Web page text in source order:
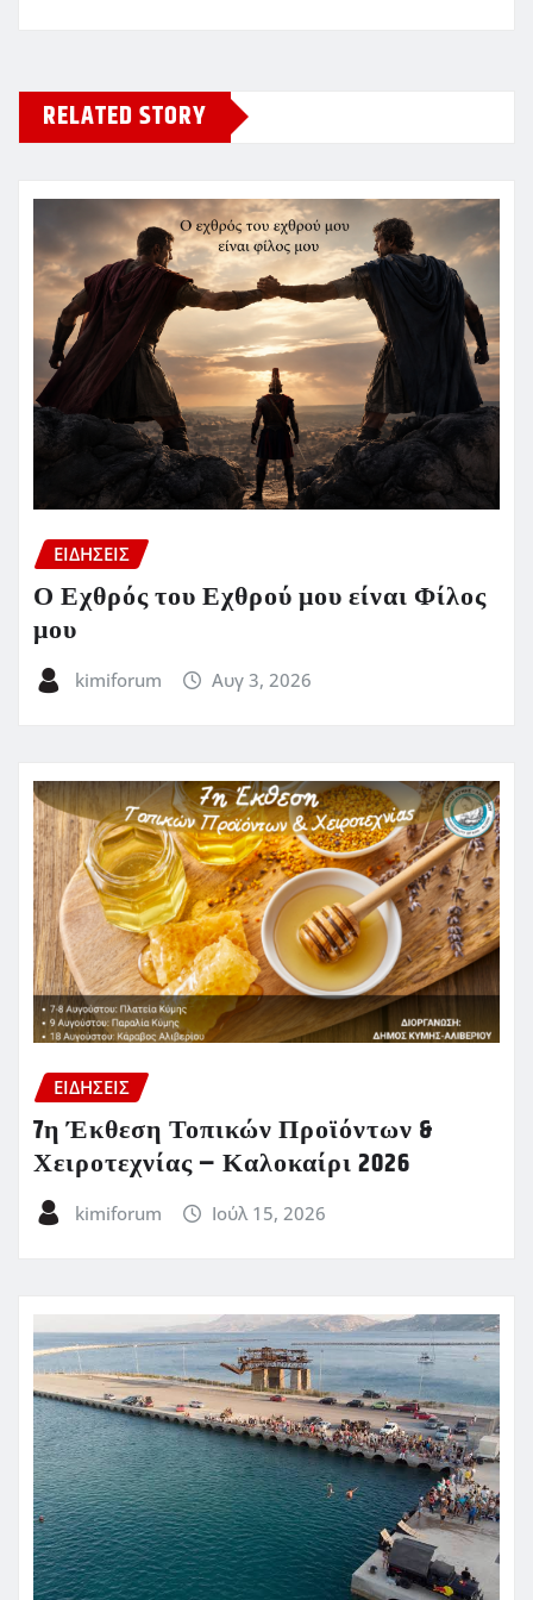
RELATED STORY
ΕΙΔΗΣΕΙΣ
Ο Εχθρός του Εχθρού μου είναι Φίλος
μου
kimiforum Αυγ 3, 2026
ΕΙΔΗΣΕΙΣ
7η Έκθεση Τοπικών Προϊόντων &
Χειροτεχνίας – Καλοκαίρι 2026
kimiforum Ιούλ 15, 2026